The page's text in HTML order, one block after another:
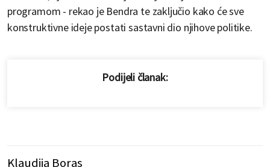
programom - rekao je Bendra te zaključio kako će sve
konstruktivne ideje postati sastavni dio njihove politike.
Podijeli članak:
Klaudija Boras